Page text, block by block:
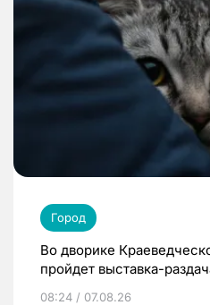
Город
Во дворике
пройдет выставка-
08:24 / 07.08.26